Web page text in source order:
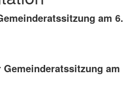
am 6.
Gemeinderatssitzung am